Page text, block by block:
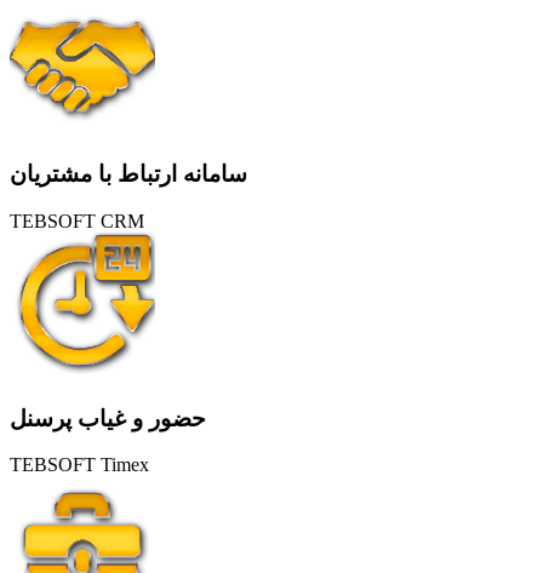
سامانه ارتباط با مشتریان
TEBSOFT CRM
حضور و غیاب پرسنل
TEBSOFT Timex